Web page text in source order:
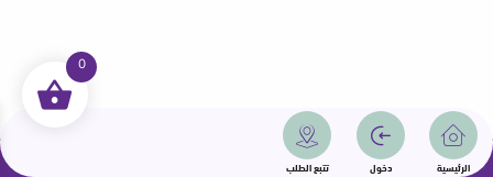
الرئيسية دخول تتبع الطلب
جميع الحقوق محفوظة | سمامة 2025 | دولة قطر
0